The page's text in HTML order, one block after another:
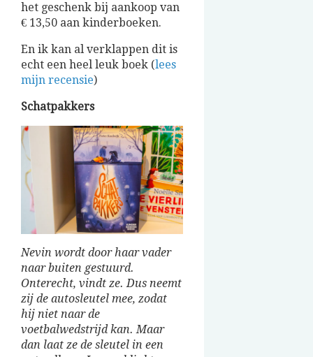
het geschenk bij aankoop van
€ 13,50 aan kinderboeken.
En ik kan al verklappen dit is
echt een heel leuk boek (lees
mijn recensie)
Schatpakkers
Nevin wordt door haar vader
naar buiten gestuurd.
Onterecht, vindt ze. Dus neemt
zij de autosleutel mee, zodat
hij niet naar de
voetbalwedstrijd kan. Maar
dan laat ze de sleutel in een